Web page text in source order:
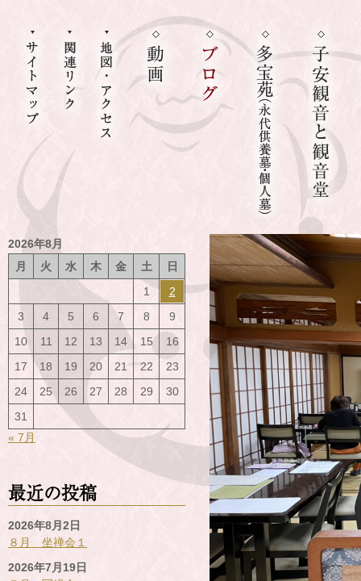
2026年8月
月
火 水 木 金 土
日
1
2
3
4 5 6 7 8
9
10
11 12 13 14 15
16
17
18 19 20 21 22
23
24
25 26 27 28 29
30
31
« 7月
最近の投稿
８月 坐禅会１
2026年8月2日
2026年7月19日